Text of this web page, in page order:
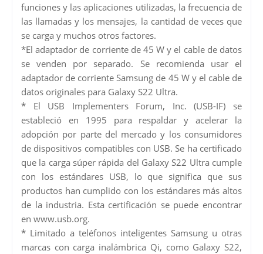
funciones y las aplicaciones utilizadas, la frecuencia de
las llamadas y los mensajes, la cantidad de veces que
se carga y muchos otros factores.
*El adaptador de corriente de 45 W y el cable de datos
se venden por separado. Se recomienda usar el
adaptador de corriente Samsung de 45 W y el cable de
datos originales para Galaxy S22 Ultra.
* El USB Implementers Forum, Inc. (USB-IF) se
estableció en 1995 para respaldar y acelerar la
adopción por parte del mercado y los consumidores
de dispositivos compatibles con USB. Se ha certificado
que la carga súper rápida del Galaxy S22 Ultra cumple
con los estándares USB, lo que significa que sus
productos han cumplido con los estándares más altos
de la industria. Esta certificación se puede encontrar
en www.usb.org.
* Limitado a teléfonos inteligentes Samsung u otras
marcas con carga inalámbrica Qi, como Galaxy S22,